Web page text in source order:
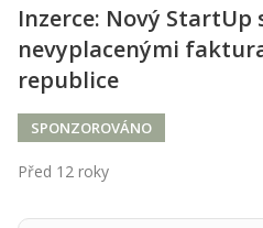
Přihlášení
Kontakt
Obchodní podmínky
Inzerce: Nový StartUp
nevyplacenými
republice
SPONZOROVÁNO
Před 12 roky